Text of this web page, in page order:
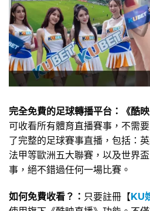
完全免費的足球轉播平台：《酷映
可收看所有體育直播賽事，不需
了完整的足球賽事直播，包括：
法甲等歐洲五大聯賽，以及世界
事，絕不錯過任何一場比賽。
如何免費收看？： 只要註冊【KU